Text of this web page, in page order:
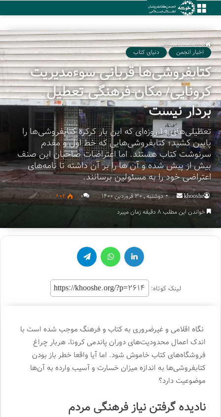
منو
خانه/دنیای کتاب
اخبار انجمن دنیای کتاب
کتابفروشی‌ها قربانی سوءمدیریت
کرونایی/ مکان فرهنگی تعطیل
بردار نیست
تعطیلی‌های ۱۰ روزه‌ای که این بار کرکره کتابفروشی‌ها را
پایین کشید؛ کتابفروشی‌هایی که خط اول و مقدم
سرنوشت کتاب هستند. اما اعتراضات صاحبان این صنف
بیش از پیش شده و آن ها را بر آن داشته تا نامه‌های
اعتراضی خود را به مسئولین برسانند.
khooshe
Send
an
دوشنبه , 30 فروردین 1400 ۰
802
خواندن این مطلب 8 دقیقه زمان میبرد
لینکدین واتس آپ تلگرام
لینک کوتاه:
نگاه اقلامی و غیرضروری به کتاب و فرهنگ موجب شده است با
اندک اعمال محدودیت‌های دوران پاندمی کرونا، هربار چراغ
فروشگاه‌های کتاب خاموش شود. اما آیا واقعا خطر باز بودن
کتابفروشی‌ها به اندازه میزان خسارت و آسیب وارده به آن‌ها
موضوعیت دارد؟
نادیده گرفتن نیاز فرهنگی مردم